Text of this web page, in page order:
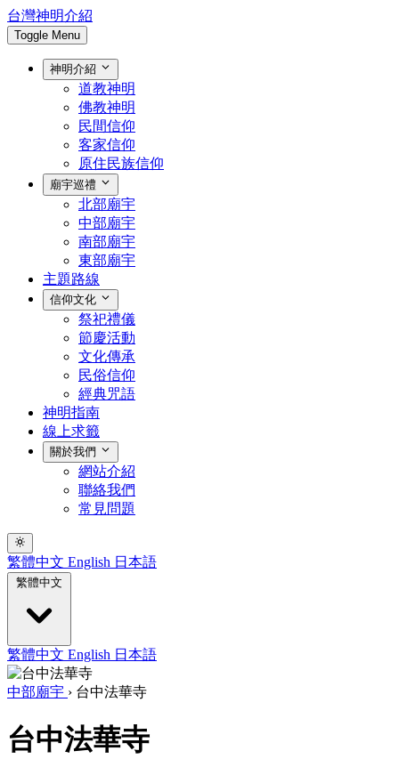
台灣神明介紹
Toggle Menu
神明介紹
道教神明
佛教神明
民間信仰
客家信仰
原住民族信仰
廟宇巡禮
北部廟宇
中部廟宇
南部廟宇
東部廟宇
主題路線
信仰文化
祭祀禮儀
節慶活動
文化傳承
民俗信仰
經典咒語
神明指南
線上求籤
關於我們
網站介紹
聯絡我們
常見問題
繁體中文 English 日本語
繁體中文
繁體中文 English 日本語
中部廟宇 › 台中法華寺
台中法華寺